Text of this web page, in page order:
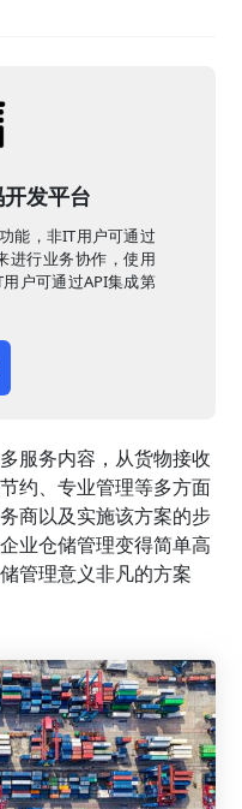
发平台
能，非IT用户可通过
进行业务协作，使用
户可通过API集成第
服务内容，从货物接收
约、专业管理等多方面
商以及实施该方案的步
业仓储管理变得简单高
管理意义非凡的方案